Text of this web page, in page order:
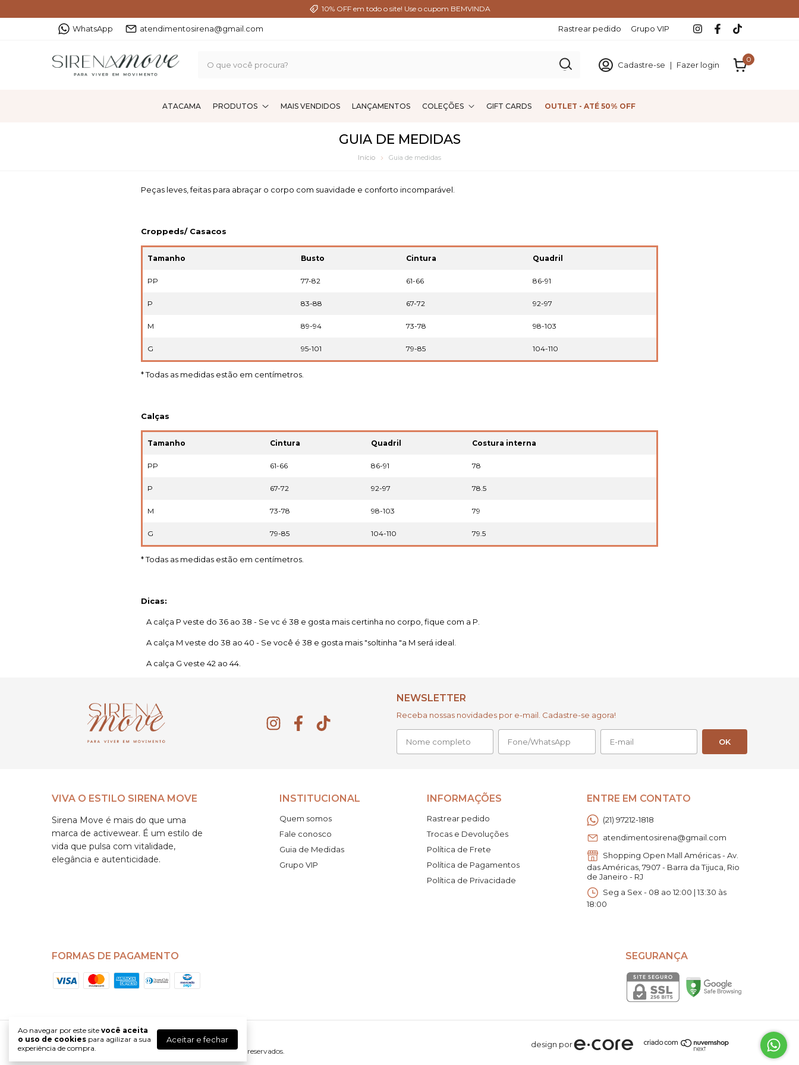
10% OFF em todo o site! Use o cupom BEMVINDA
WhatsApp atendimentosirena@gmail.com Rastrear pedido Grupo VIP
Cadastre-se | Fazer login
0
ATACAMA PRODUTOS MAIS VENDIDOS LANÇAMENTOS COLEÇÕES GIFT CARDS OUTLET - ATÉ 50% OFF
Ao navegar por este site você aceita
o uso de cookies para agilizar a sua
experiência de compra.
Aceitar e fechar
GUIA DE MEDIDAS
Início Guia de medidas
Peças leves, feitas para abraçar o corpo com suavidade e conforto incomparável.
Croppeds/ Casacos
Tamanho Busto Cintura Quadril
PP 77-82 61-66 86-91
P 83-88 67-72 92-97
M 89-94 73-78 98-103
G 95-101 79-85 104-110
* Todas as medidas estão em centímetros.
Calças
Tamanho Cintura Quadril Costura interna
PP 61-66 86-91 78
P 67-72 92-97 78.5
M 73-78 98-103 79
G 79-85 104-110 79.5
* Todas as medidas estão em centímetros.
Dicas:
A calça P veste do 36 ao 38 - Se vc é 38 e gosta mais certinha no corpo, fique com a P.
A calça M veste do 38 ao 40 - Se você é 38 e gosta mais "soltinha "a M será ideal.
A calça G veste 42 ao 44.
NEWSLETTER
Receba nossas novidades por e-mail. Cadastre-se agora!
VIVA O ESTILO SIRENA MOVE
Sirena Move é mais do que uma
marca de activewear. É um estilo de
vida que pulsa com vitalidade,
elegância e autenticidade.
INSTITUCIONAL
Quem somos
Fale conosco
Guia de Medidas
Grupo VIP
INFORMAÇÕES
Rastrear pedido
Trocas e Devoluções
Política de Frete
Política de Pagamentos
Política de Privacidade
ENTRE EM CONTATO
(21) 97212-1818
atendimentosirena@gmail.com
Shopping Open Mall Américas - Av.
das Américas, 7907 - Barra da Tijuca, Rio
de Janeiro - RJ
Seg a Sex - 08 ao 12:00 | 13:30 às
18:00
FORMAS DE PAGAMENTO SEGURANÇA
Sirena Move - Activewear com design autoral
©2026. Sirena Move - 43965799000163. Todos os direitos reservados.
design por